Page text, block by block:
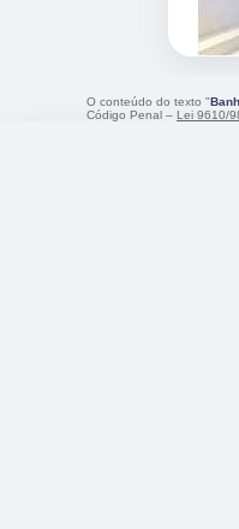
O conteúdo do texto "
Código Penal – Lei 9610/